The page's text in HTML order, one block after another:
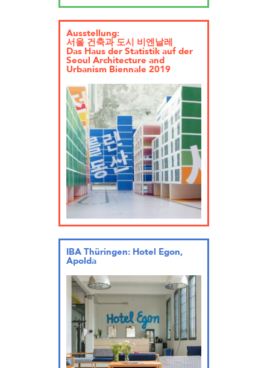
Ausstellung:
서울 건축과 도시 비엔날레
Das Haus der Statistik auf der
Seoul Architecture and
Urbanism Biennale 2019
IBA Thüringen: Hotel Egon,
Apolda